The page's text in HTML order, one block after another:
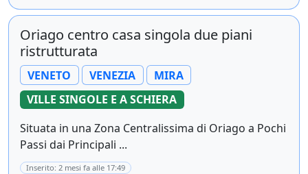
Oriago centro casa singola due piani
ristrutturata
VENETO VENEZIA
MIRA
VILLE SINGOLE E A SCHIERA
Situata in una Zona Centralissima di Oriago a Pochi
Passi dai Principali ...
Inserito: 2 mesi fa alle 17:49